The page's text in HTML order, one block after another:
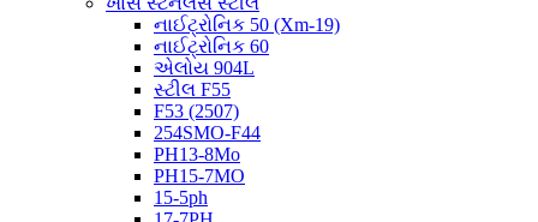
નાઈટ્રોનિક 50 (Xm-19)
નાઈટ્રોનિક 60
એલોય 904L
સ્ટીલ F55
F53 (2507)
254SMO-F44
PH13-8Mo
PH15-7MO
15-5ph